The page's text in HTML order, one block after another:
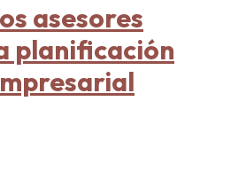
asesores
planificación